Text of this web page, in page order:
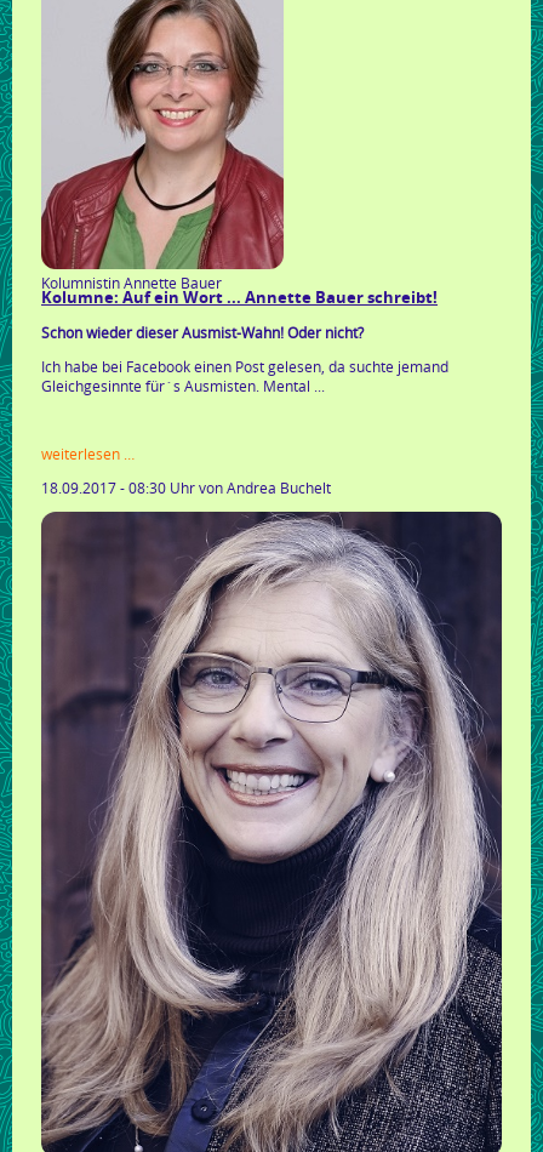
Kolumnistin Annette Bauer
Kolumne: Auf ein Wort ... Annette Bauer schreibt!
Schon wieder dieser Ausmist-Wahn! Oder nicht?
Ich habe bei Facebook einen Post gelesen, da suchte jemand
Gleichgesinnte für´s Ausmisten. Mental ...
weiterlesen …
ein
wort
schreibt!
18.09.2017 - 08:30 Uhrvon Andrea Buchelt